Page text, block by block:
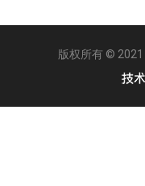
版权所有 © 2021